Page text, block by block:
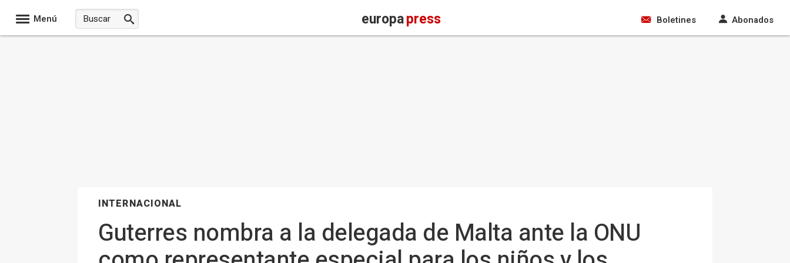
Menú europapress Boletines Abonados
INTERNACIONAL
Guterres nombra a la delegada de Malta ante la ONU